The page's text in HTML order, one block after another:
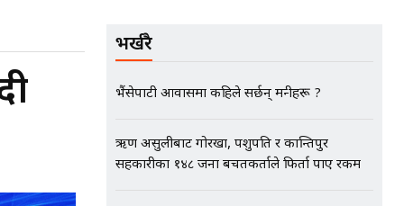
भर्खरै
भैंसेपाटी आवासमा कहिले सर्छन् मन्त्रीहरू ?
ऋण असुलीबाट गोरखा, पशुपति र कान्तिपुर
सहकारीका १४८ जना बचतकर्ताले फिर्ता पाए रकम